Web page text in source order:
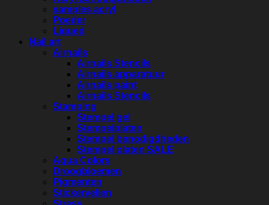
samples acryl
Poeder
Liqued
Nail art
Airnails
Airnails Stencils
Airnails apparatuur
Airnails paint
Airnails Stencils
Stamping
Stempel gel
Stempelplaten
Stempel benodigdheden
Stempel platen SALE
Aqua Colors
Droogbloemen
Pigmenten
Stickervellen